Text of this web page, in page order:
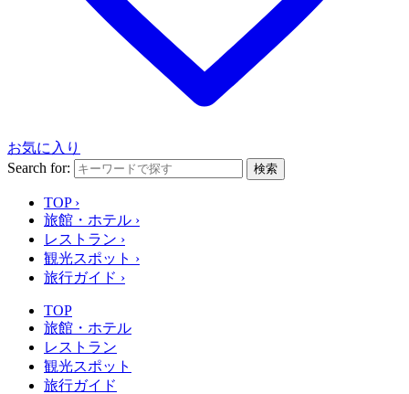
お気に入り
Search for:
検索
TOP ›
旅館・ホテル ›
レストラン ›
観光スポット ›
旅行ガイド ›
TOP
旅館・ホテル
レストラン
観光スポット
旅行ガイド